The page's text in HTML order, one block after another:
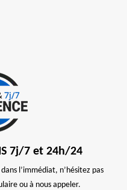
7j/7 et 24h/24
l’immédiat, n’hésitez pas
ou à nous appeler.